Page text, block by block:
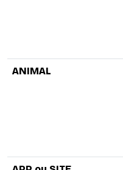
ANIMAL